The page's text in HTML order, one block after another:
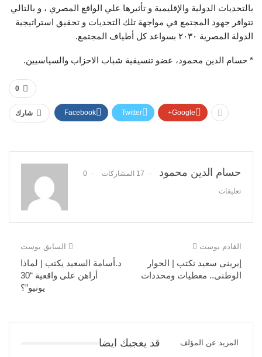
بالتحديات الدولية والإقليمية و تأثيرها علي الواقع المصري ، و بالتالي
تتوافر جهود المجتمع في مواجهة تلك التحديات و تحقيق استراتيجية
الدولة المصرية ٢٠٣٠ بسواعد كل أطياف المجتمع.
* حسام الدين محمود، عضو تنسيقية شباب الاحزاب والسياسيين.
0
شارك Facebook Twitter Google+
حسام الدين محمود 17 المشاركات 0
تعليقات
السابق بوست
د.أسامة السعيد يكتب | لماذا
أراهن على واقعية “30
يونيو”؟
القادم بوست
إيرينى سعيد تكتب | الحوار
الوطنى.. معطيات ومحددات
قد يعجبك ايضا المزيد عن المؤلف